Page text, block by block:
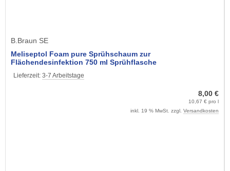
B.Braun SE
Meliseptol Foam pure Sprühschaum zur
Flächendesinfektion 750 ml Sprühflasche
Lieferzeit: 3-7 Arbeitstage
8,00 €
10,67 € pro l
inkl. 19 % MwSt. zzgl. Versandkosten